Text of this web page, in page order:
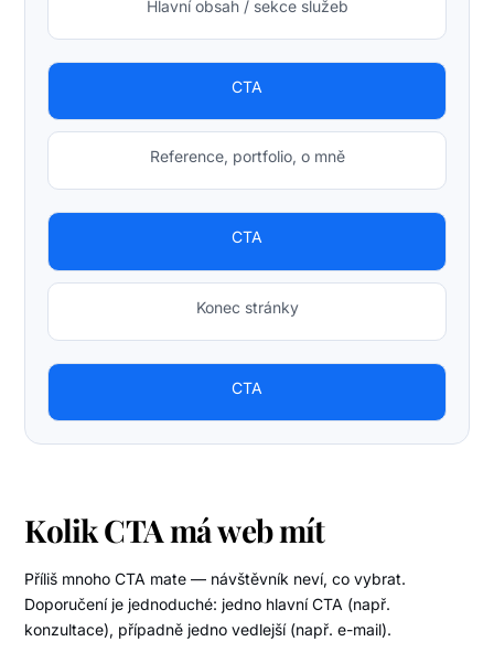
Hlavní obsah / sekce služeb
CTA
Reference, portfolio, o mně
CTA
Konec stránky
CTA
Kolik CTA má web mít
Příliš mnoho CTA mate — návštěvník neví, co vybrat.
Doporučení je jednoduché: jedno hlavní CTA (např.
konzultace), případně jedno vedlejší (např. e-mail).